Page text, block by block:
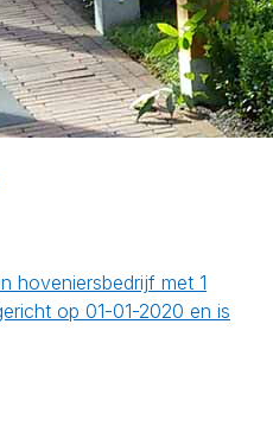
hoveniersbedrijf met 1
op 01-01-2020 en is